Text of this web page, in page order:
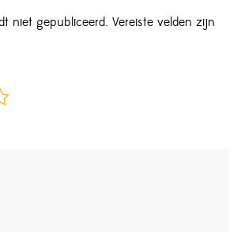
niet gepubliceerd. Vereiste velden zijn